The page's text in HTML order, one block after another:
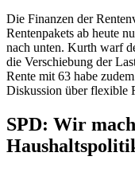
Die Finanzen der
Rentenpakets ab heute
nach unten. Kurth warf
die Verschiebung der
Rente mit 63 habe
Diskussion über flexible
SPD: Wir